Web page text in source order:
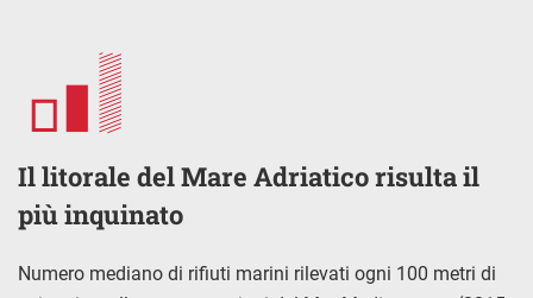
Il litorale del Mare Adriatico risulta il
più inquinato
Numero mediano di rifiuti marini rilevati ogni 100 metri di